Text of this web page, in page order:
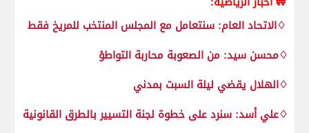
♢الاتحاد العام: سنتعامل مع المجلس المنتخب للمريخ فقط
♢محسن سيد: من الصعوبة محاربة التواطؤ
♢الهلال يقضي ليلة السبت بمدني
♢علي أسد: سنرد على خطوة لجنة التسيير بالطرق القانونية